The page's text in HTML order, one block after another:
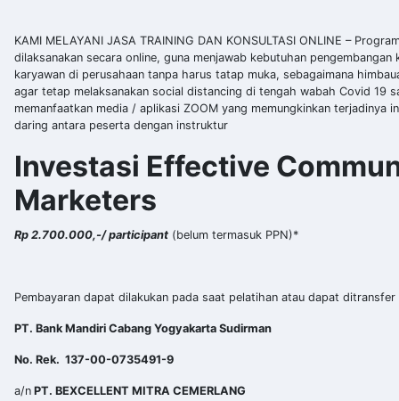
KAMI MELAYANI JASA TRAINING DAN KONSULTASI ONLINE –
dilaksanakan secara online, guna menjawab kebutuhan pengembangan
karyawan di perusahaan tanpa harus tatap muka, sebagaimana
agar tetap melaksanakan social distancing di tengah wabah Covid 19
memanfaatkan media / aplikasi ZOOM yang memungkinkan terjadinya
daring antara peserta dengan instruktur
Investasi Effective
Marketers
Rp 2.700.000,-/ participant (belum termasuk PPN)*
Pembayaran dapat dilakukan pada saat pelatihan atau dapat ditransfer
PT. Bank Mandiri Cabang Yogyakarta Sudirman
No. Rek. 137-00-0735491-9
a/n PT. BEXCELLENT MITRA CEMERLANG